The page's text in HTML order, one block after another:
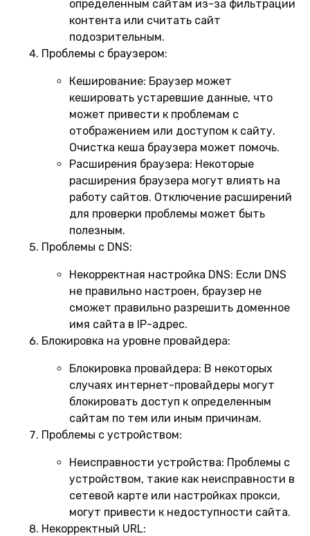
определенным сайтам из-за фильтрации
контента или считать сайт
подозрительным.
Проблемы с браузером:
Кеширование: Браузер может
кешировать устаревшие данные, что
может привести к проблемам с
отображением или доступом к сайту.
Очистка кеша браузера может помочь.
Расширения браузера: Некоторые
расширения браузера могут влиять на
работу сайтов. Отключение расширений
для проверки проблемы может быть
полезным.
Проблемы с DNS:
Некорректная настройка DNS: Если DNS
не правильно настроен, браузер не
сможет правильно разрешить доменное
имя сайта в IP-адрес.
Блокировка на уровне провайдера:
Блокировка провайдера: В некоторых
случаях интернет-провайдеры могут
блокировать доступ к определенным
сайтам по тем или иным причинам.
Проблемы с устройством:
Неисправности устройства: Проблемы с
устройством, такие как неисправности в
сетевой карте или настройках прокси,
могут привести к недоступности сайта.
Некорректный URL: